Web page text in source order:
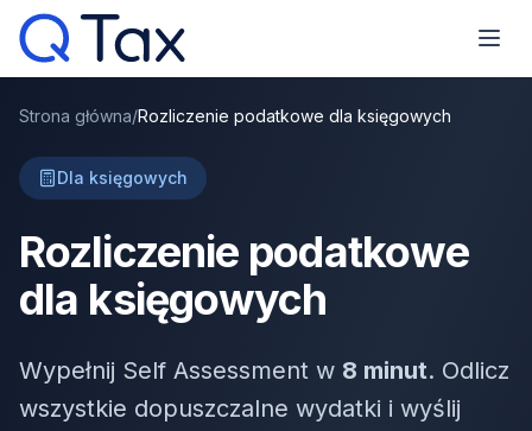
Strona główna/Rozliczenie podatkowe dla księgowych
Dla księgowych
Rozliczenie podatkowe
dla księgowych
Wypełnij Self Assessment w 8 minut. Odlicz
wszystkie dopuszczalne wydatki i wyślij